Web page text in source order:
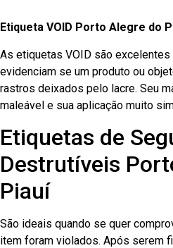
Etiqueta VOID Porto Alegre do
As etiquetas VOID são
evidenciam se um produto ou
rastros deixados pelo lacre. Seu
maleável e sua aplicação muito
Etiquetas de
Destrutíveis
Piauí
São ideais quando se quer
item foram violados. Após serem